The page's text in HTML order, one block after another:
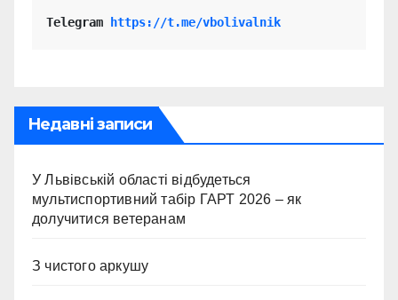
Telegram https://t.me/vbolivalnik
Недавні записи
У Львівській області відбудеться
мультиспортивний табір ГАРТ 2026 – як
долучитися ветеранам
З чистого аркушу